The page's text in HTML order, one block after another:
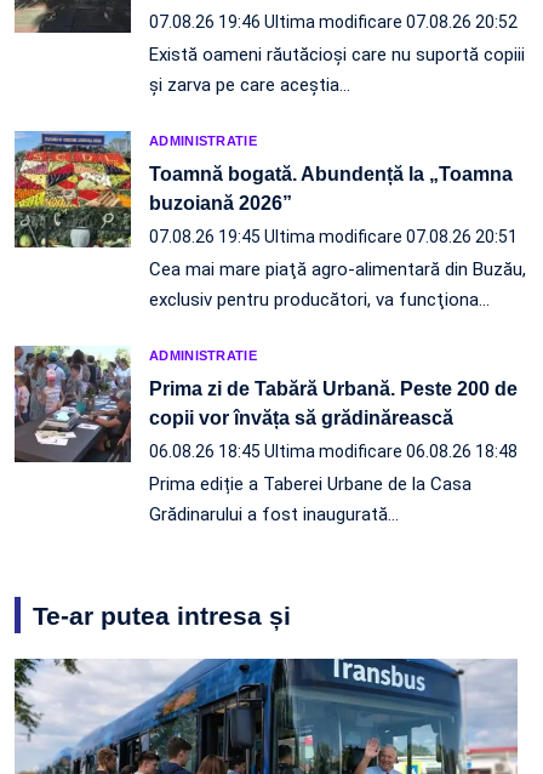
07.08.26 19:46 Ultima modificare 07.08.26 20:52
Există oameni răutăcioși care nu suportă copiii
și zarva pe care aceștia…
ADMINISTRATIE
Toamnă bogată. Abundență la „Toamna
buzoiană 2026”
07.08.26 19:45 Ultima modificare 07.08.26 20:51
Cea mai mare piaţă agro-alimentară din Buzău,
exclusiv pentru producători, va funcţiona…
ADMINISTRATIE
Prima zi de Tabără Urbană. Peste 200 de
copii vor învăța să grădinărească
06.08.26 18:45 Ultima modificare 06.08.26 18:48
Prima ediție a Taberei Urbane de la Casa
Grădinarului a fost inaugurată…
Te-ar putea intresa și